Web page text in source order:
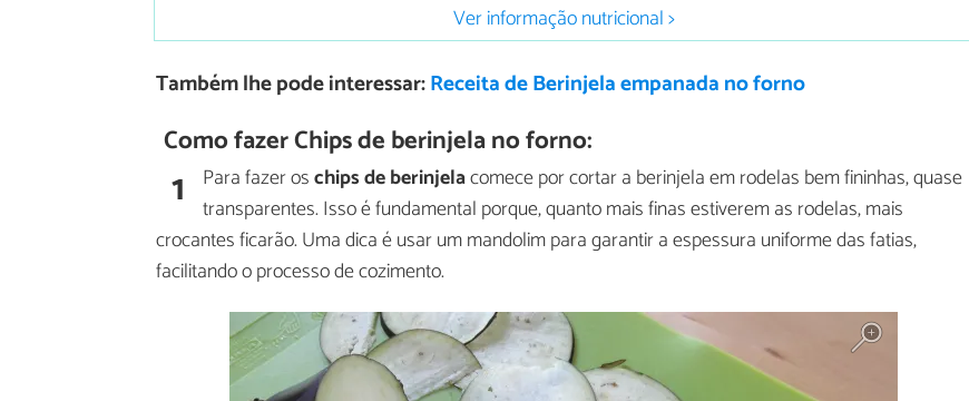
Ver informação nutricional >
Também lhe pode interessar:Receita de Berinjela empanada no forno
Como fazer Chips de berinjela no forno:
1 Para fazer oschips de berinjelacomece por cortar a berinjela em rodelas bem fininhas, quase
transparentes. Isso é fundamental porque, quanto mais finas estiverem as rodelas, mais
crocantes ficarão. Uma dica é usar um mandolim para garantir a espessura uniforme das fatias,
facilitando o processo de cozimento.